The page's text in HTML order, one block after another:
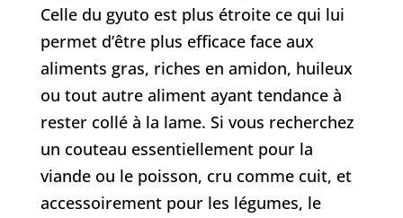
Celle du gyuto est plus étroite ce qui lui
permet d’être plus efficace face aux
aliments gras, riches en amidon, huileux
ou tout autre aliment ayant tendance à
rester collé à la lame. Si vous recherchez
un couteau essentiellement pour la
viande ou le poisson, cru comme cuit, et
accessoirement pour les légumes, le